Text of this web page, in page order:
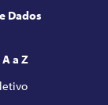
Dados
a Z